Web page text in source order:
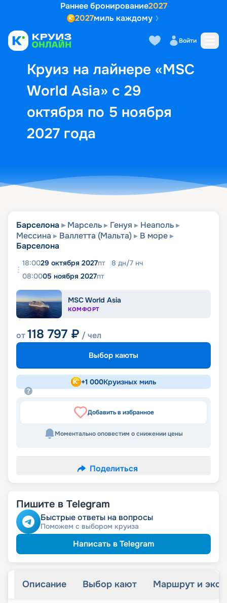
Раннее бронирование2027
2027миль каждому
Войти
Круиз на лайнере «MSC
World Asia» с 29
октября по 5 ноября
2027 года
Выбор кают Маршрут и
Барселона Марсель Генуя
Неаполь
Мессина
Валлетта (Мальта)
В море
Барселона
18:0029 октября 2027пт 8 дн/7 нч
08:0005 ноября 2027пт
MSC World Asia
КОМФОРТ
от118 797 ₽ / чел
Выбор каюты
+1 000Круизных миль
Добавить в избранное
Моментально оповестим о снижении цены
Поделиться
Пишите в Telegram
Быстрые ответы на вопросы
Поможем с выбором круиза
Написать в Telegram
Описание Выбор кают Маршрут и